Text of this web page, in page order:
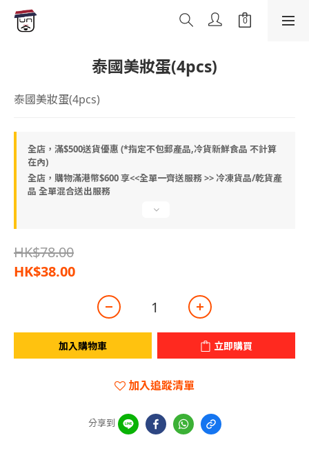
泰國美妝蛋(4pcs)
泰國美妝蛋(4pcs)
全店，滿$500送貨優惠 (*指定不包郵產品,冷貨新鮮食品 不計算
在內)
全店，購物滿港幣$600 享<<全單一齊送服務 >> 冷凍貨品/乾貨產
品 全單混合送出服務
HK$78.00
HK$38.00
加入購物車 立即購買
加入追蹤清單
分享到